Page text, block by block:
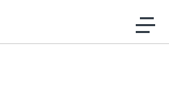
al contenido